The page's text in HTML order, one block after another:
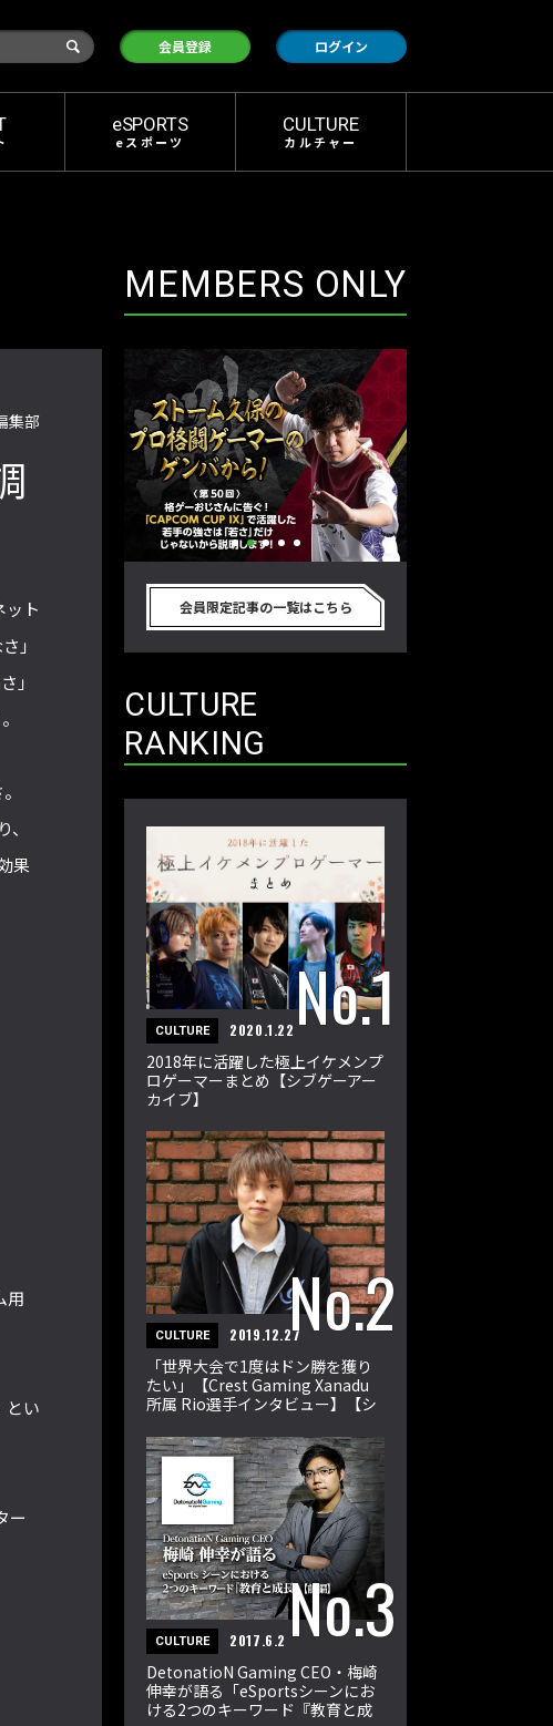
検
会員登録 ログイン
eSPORTS
eスポーツ
CULTURE
カルチャー
集部
ト
」
」
果
用
とい
ー
MEMBERS ONLY
を真剣に考
のプロ格闘ゲ
第51回】
CUP IX」で活躍した若手の強さは
「若さ」だけじゃないから説明しま
ーのゲンバから！ 第50回】
会員限定記事の一覧はこちら
CULTURE
RANKING
CULTURE 2020.1.22
2018年に活躍した極上イケメンプ
ロゲーマーまとめ【シブゲーアー
カイブ】
CULTURE 2019.12.27
「世界大会で1度はドン勝を獲り
たい」【Crest Gaming Xanadu
所属 Rio選手インタビュー】【シ
CULTURE 2017.6.2
DetonatioN Gaming CEO・梅崎
伸幸が語る「eSportsシーンにお
ける2つのキーワード『教育と成